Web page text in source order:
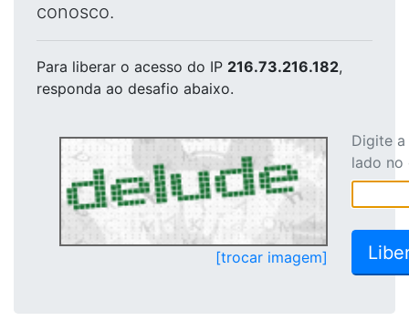
conosco.
Para liberar o acesso do IP 216.73.216.182,
responda ao desafio abaixo.
[trocar imagem]
Digite
lado no